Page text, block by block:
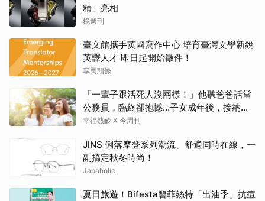
精」亮相
鏡週刊
臺文館攜手英國寫作中心 培育臺灣文學新銳
英譯人才 即日起開始徵件！
享民頭條
「一輩子跟活死人沒兩樣！」他聽爸爸話當
公務員，臨終卻抱憾…子女成年後，接納與
欣賞就夠了
幸福熟齡 X 今周刊
JINS 俐落摩登系列潮流、舒適同時在線，一
副搞定秋冬時尚！
Japaholic
夏日旅遊！Bifesta碧菲絲特「出油季」抗痘